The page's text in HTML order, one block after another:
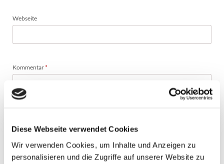
Diese Webseite verwendet Cookies
Wir verwenden Cookies, um Inhalte und Anzeigen zu
personalisieren und die Zugriffe auf unserer Website zu
Webseite
Pflichtfeld
Kommentar*